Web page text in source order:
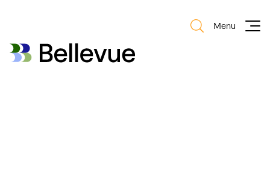
Bellevue Group AG
Menu